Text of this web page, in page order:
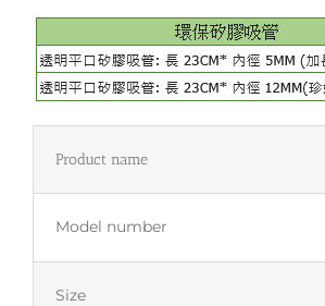
Product name
Model number
Size